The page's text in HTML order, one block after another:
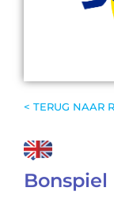
< TERUG NAAR